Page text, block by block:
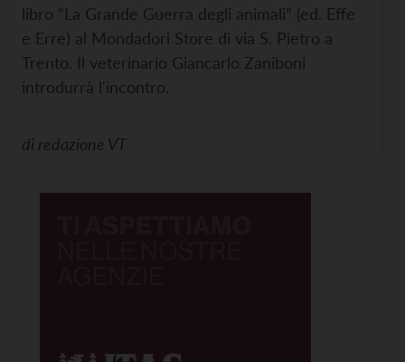
libro “La Grande Guerra degli animali” (ed. Effe
e Erre) al Mondadori Store di via S. Pietro a
Trento. Il veterinario Giancarlo Zaniboni
introdurrà l'incontro.
di redazione VT